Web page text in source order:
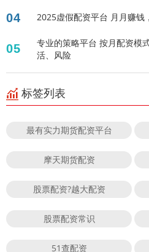
04 2025虚假配资平台 月月赚钱
05
专业的策略平台 按月配资模
活、风险
标签列表
最有实力期货配资平台
摩天期货配资
股票配资?越大配资
股票配资常识
51查配资